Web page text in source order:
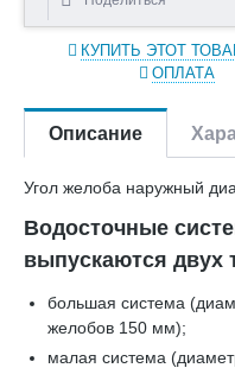
КУПИТЬ ЭТОТ
ОПЛАТА
Описание
Угол желоба наружный
Водосточные
выпускаются двух
большая система
желобов 150 мм);
малая система